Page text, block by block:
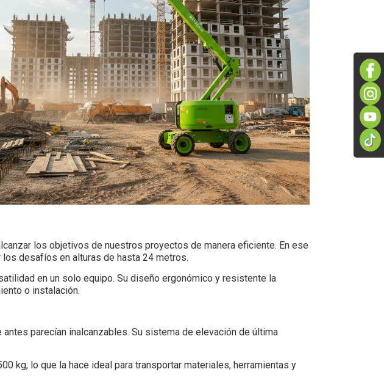
los objetivos de nuestros proyectos de manera eficiente. En ese
desafíos en alturas de hasta 24 metros.
en un solo equipo. Su diseño ergonómico y resistente la
o instalación.
parecían inalcanzables. Su sistema de elevación de última
kg, lo que la hace ideal para transportar materiales, herramientas y